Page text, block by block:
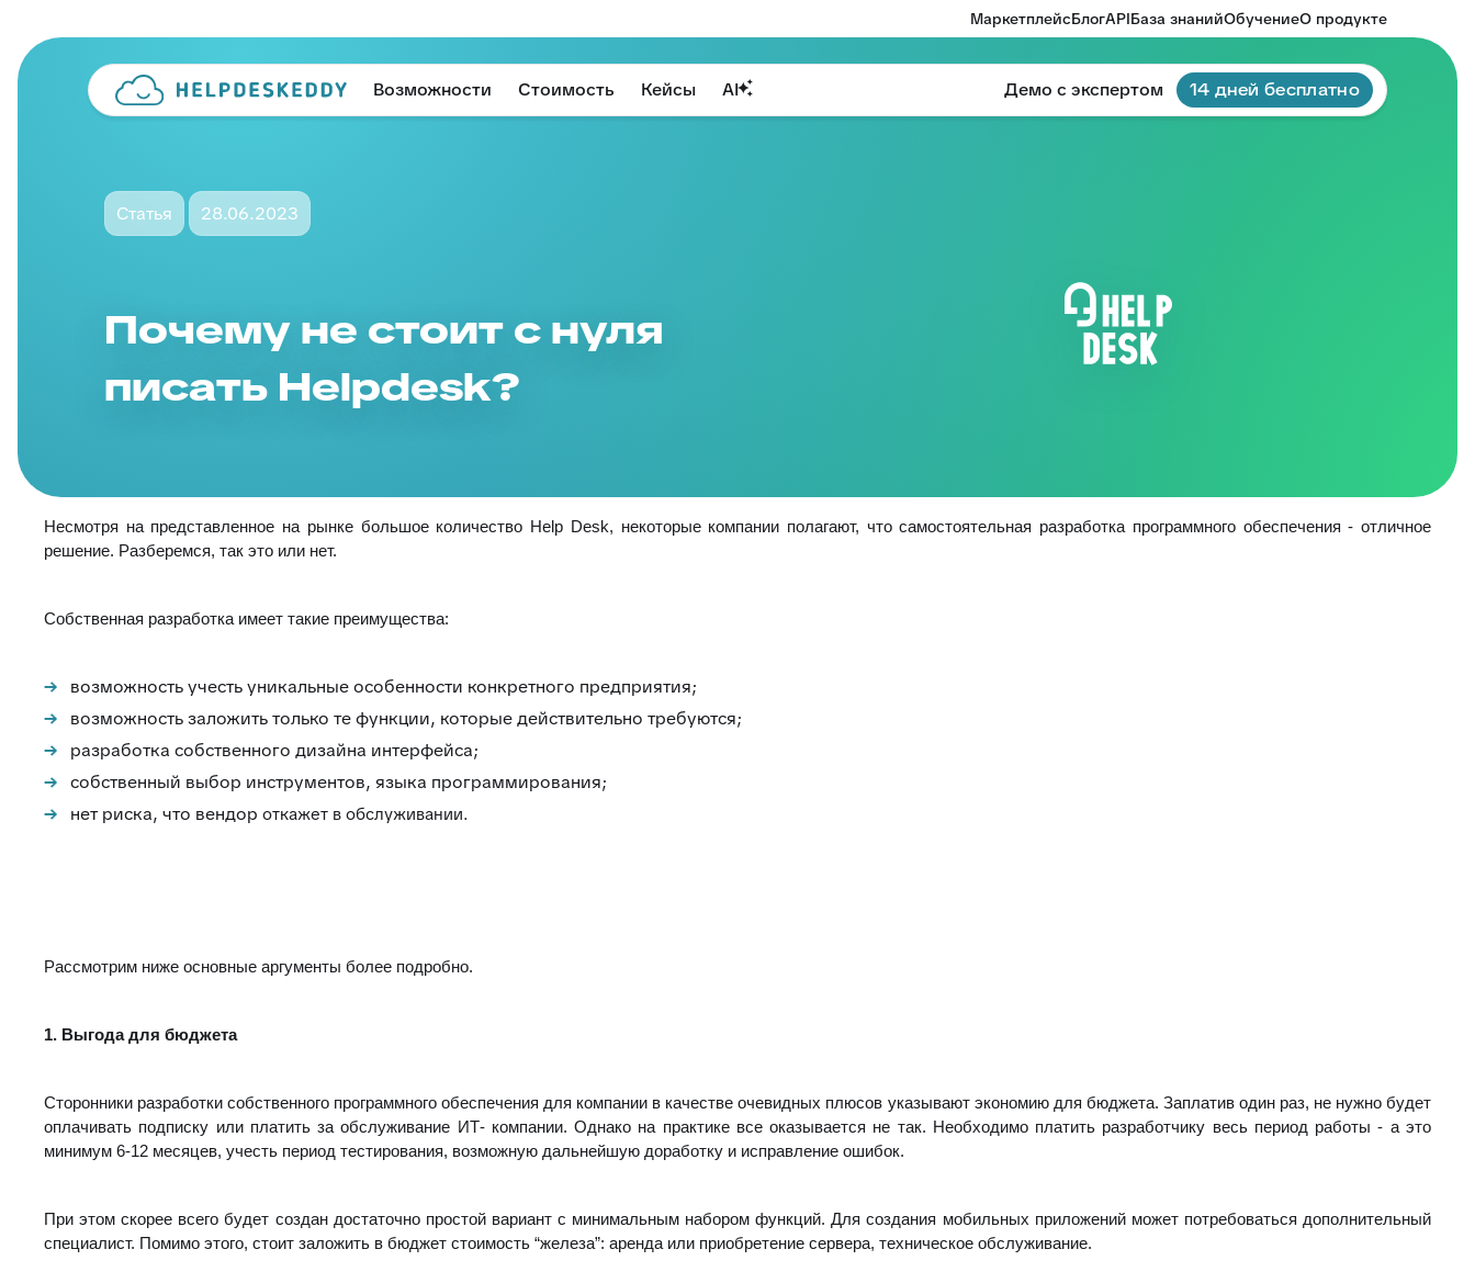
МаркетплейсБлогAPIБаза знанийОбучениеО продукте
Возможности Стоимость Кейсы AI Демо с экспертом 14 дней бесплатно
Статья 28.06.2023
Почему не стоит с нуля
писать Helpdesk?
Несмотря на представленное на рынке большое количество Help Desk, некоторые компании полагают, что самостоятельная разработка программного обеспечения - отличное
решение. Разберемся, так это или нет.
Собственная разработка имеет такие преимущества:
возможность учесть уникальные особенности конкретного предприятия;
возможность заложить только те функции, которые действительно требуются;
разработка собственного дизайна интерфейса;
собственный выбор инструментов, языка программирования;
нет риска, что вендор откажет в обслуживании.
Рассмотрим ниже основные аргументы более подробно.
1. Выгода для бюджета
Сторонники разработки собственного программного обеспечения для компании в качестве очевидных плюсов указывают экономию для бюджета. Заплатив один раз, не нужно будет
оплачивать подписку или платить за обслуживание ИТ- компании. Однако на практике все оказывается не так. Необходимо платить разработчику весь период работы - а это
минимум 6-12 месяцев, учесть период тестирования, возможную дальнейшую доработку и исправление ошибок.
При этом скорее всего будет создан достаточно простой вариант с минимальным набором функций. Для создания мобильных приложений может потребоваться дополнительный
специалист. Помимо этого, стоит заложить в бюджет стоимость “железа”: аренда или приобретение сервера, техническое обслуживание.